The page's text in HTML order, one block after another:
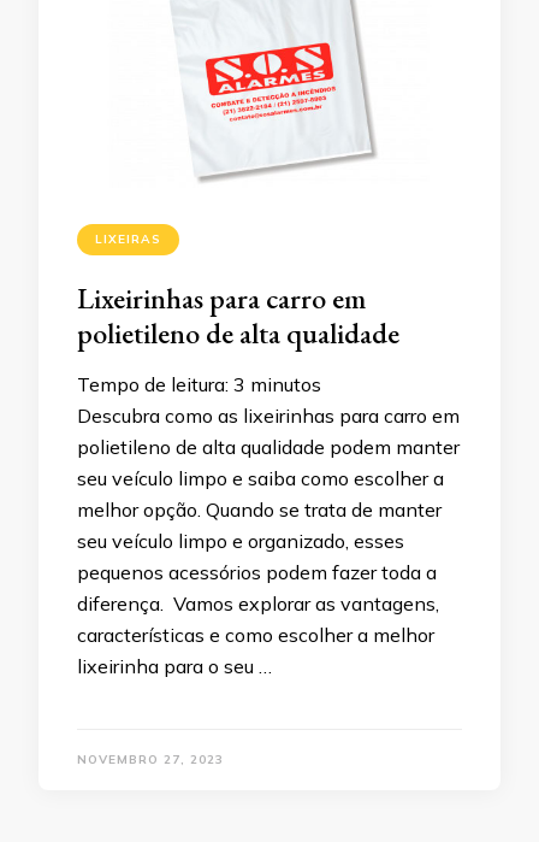
LIXEIRAS
Lixeirinhas para carro em
polietileno de alta qualidade
Tempo de leitura: 3 minutos
Descubra como as lixeirinhas para carro em
polietileno de alta qualidade podem manter
seu veículo limpo e saiba como escolher a
melhor opção. Quando se trata de manter
seu veículo limpo e organizado, esses
pequenos acessórios podem fazer toda a
diferença. Vamos explorar as vantagens,
características e como escolher a melhor
lixeirinha para o seu …
NOVEMBRO 27, 2023